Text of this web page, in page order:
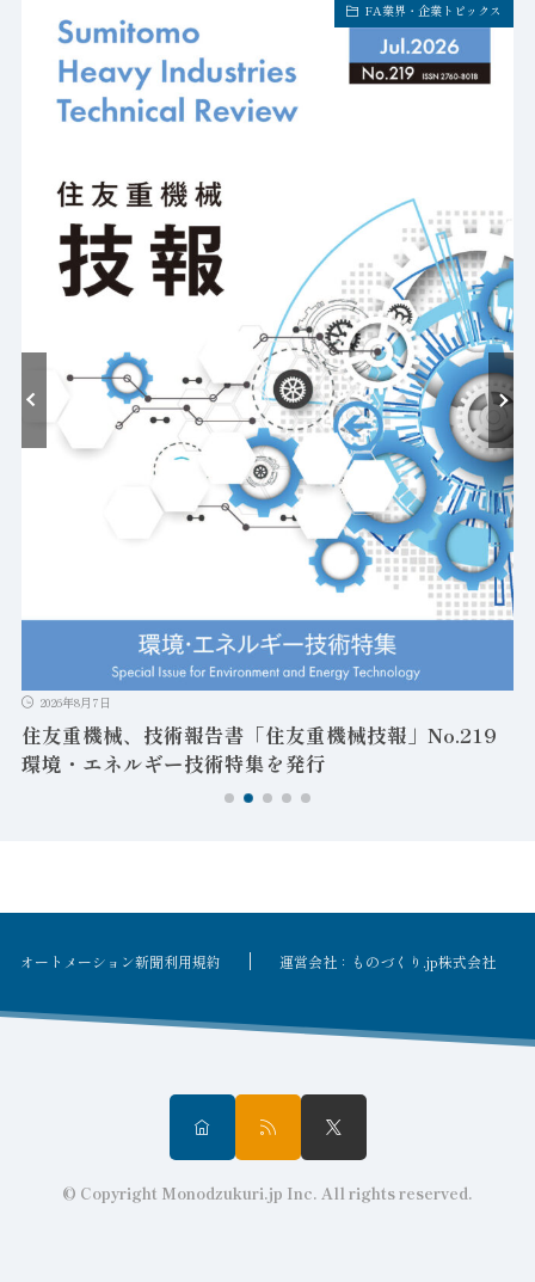
FA業界・企業トピックス
2026年8月7日
住友重機械、技術報告書「住友重機械技報」No.219
環境・エネルギー技術特集を発行
オートメーション新聞利用規約 運営会社：ものづくり.jp株式会社
© Copyright Monodzukuri.jp Inc. All rights reserved.